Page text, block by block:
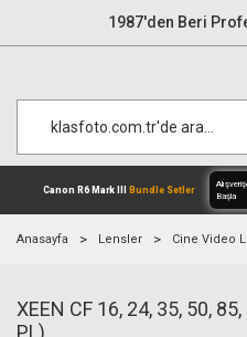
1987'den Beri
Canon R6 Mark III
Anasayfa Lensler Cine Video
XEEN CF 16, 24, 35, 50,
PL)